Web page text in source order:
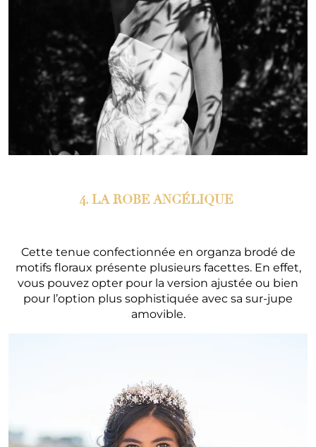
4. LA ROBE ANGÉLIQUE
Cette tenue confectionnée en organza brodé de
motifs floraux présente plusieurs facettes. En effet,
vous pouvez opter pour la version ajustée ou bien
pour l’option plus sophistiquée avec sa sur-jupe
amovible.